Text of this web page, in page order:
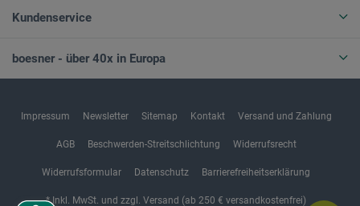
Kundenservice
boesner - über 40x in Europa
Impressum Newsletter Sitemap Kontakt Versand und Zahlung
AGB Beschwerden-Streitschlichtung Widerrufsrecht
Widerrufsformular Datenschutz Barrierefreiheitserklärung
* Inkl. MwSt. und zzgl. Versand (ab 250 € versandkostenfrei)